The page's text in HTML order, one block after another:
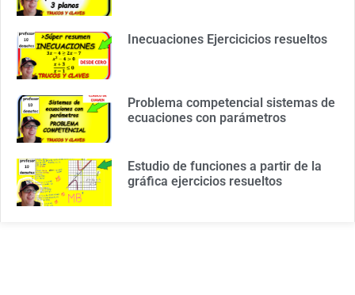
Inecuaciones Ejercicicios resueltos
Problema competencial sistemas de
ecuaciones con parámetros
Estudio de funciones a partir de la
gráfica ejercicios resueltos